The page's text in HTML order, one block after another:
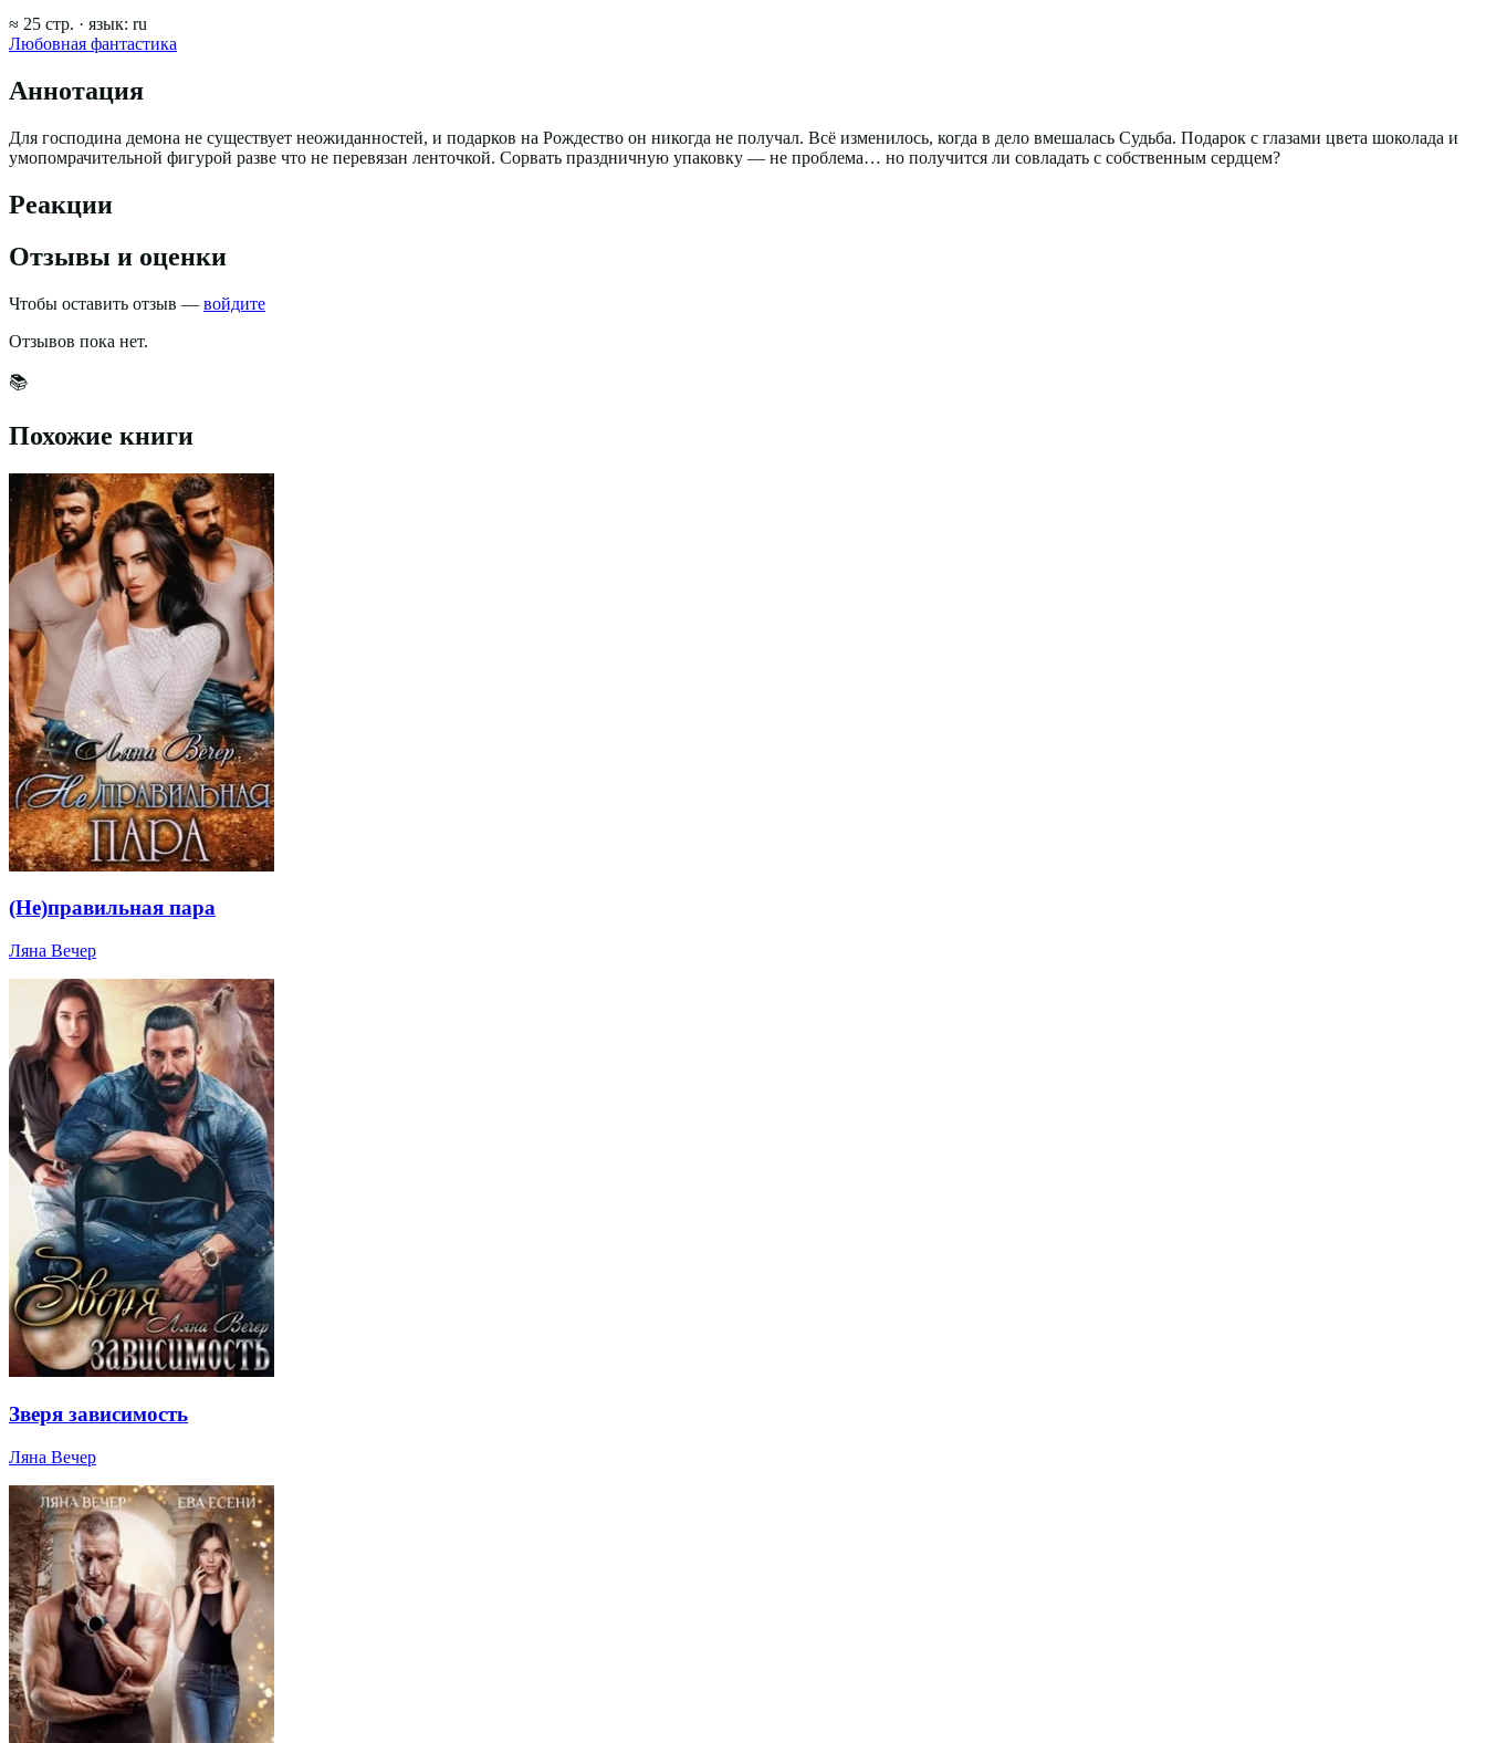
≈ 25 стр. · язык: ru
Любовная фантастика
Аннотация
Для господина демона не существует неожиданностей, и подарков на Рождество он никогда не получал. Всё изменилось, когда в дело вмешалась Судьба. Подарок с глазами цвета шоколада и
умопомрачительной фигурой разве что не перевязан ленточкой. Сорвать праздничную упаковку — не проблема… но получится ли совладать с собственным сердцем?
Реакции
Отзывы и оценки
Чтобы оставить отзыв — войдите
Отзывов пока нет.
📚
Похожие книги
(Не)правильная пара
Ляна Вечер
Зверя зависимость
Ляна Вечер